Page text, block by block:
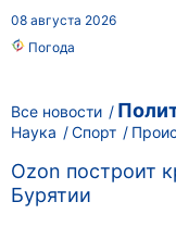
08 августа 2026
Погода
Все новости
Наука
Спорт
Ozon построит
Бурятии